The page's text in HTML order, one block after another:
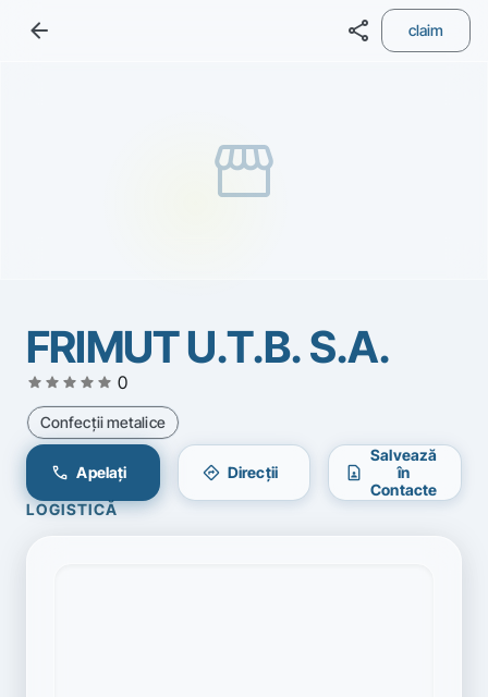
arrow_back share claim
storefront
FRIMUT U.T.B. S.A.
star star star star star 0
Confecţii metalice
call Apelați directions Direcții contact_page
Salvează
în
Contacte
LOGISTICĂ